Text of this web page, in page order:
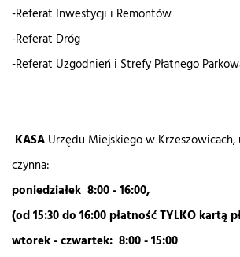
-Referat Inwestycji i Remontów
-Referat Dróg
-Referat Uzgodnień i Strefy Płatnego
KASA Urzędu Miejskiego w Krzeszowicach,
czynna:
poniedziałek 8:00 - 16:00,
(od 15:30 do 16:00 płatność TYLKO kartą
wtorek - czwartek: 8:00 - 15:00